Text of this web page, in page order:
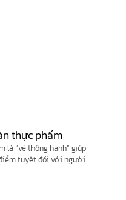
thực phẩm
là “vé thông hành” giúp
tuyệt đối với người